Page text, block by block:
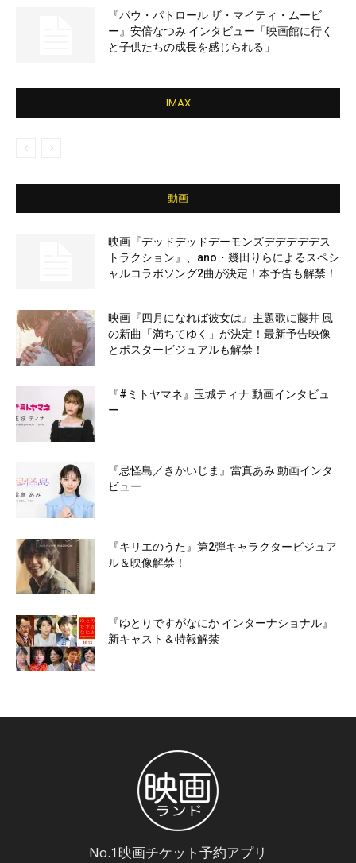
『パウ・パトロール ザ・マイティ・ムービ
ー』安倍なつみ インタビュー「映画館に行く
と子供たちの成長を感じられる」
IMAX
動画
映画『デッドデッドデーモンズデデデデデス
トラクション』、ano・幾田りらによるスペシ
ャルコラボソング2曲が決定！本予告も解禁！
映画『四月になれば彼女は』主題歌に藤井 風
の新曲「満ちてゆく」が決定！最新予告映像
とポスタービジュアルも解禁！
『#ミトヤマネ』玉城ティナ 動画インタビュ
ー
『忌怪島／きかいじま』當真あみ 動画インタ
ビュー
『キリエのうた』第2弾キャラクタービジュア
ル＆映像解禁！
『ゆとりですがなにか インターナショナル』
新キャスト＆特報解禁
No.1映画チケット予約アプリ